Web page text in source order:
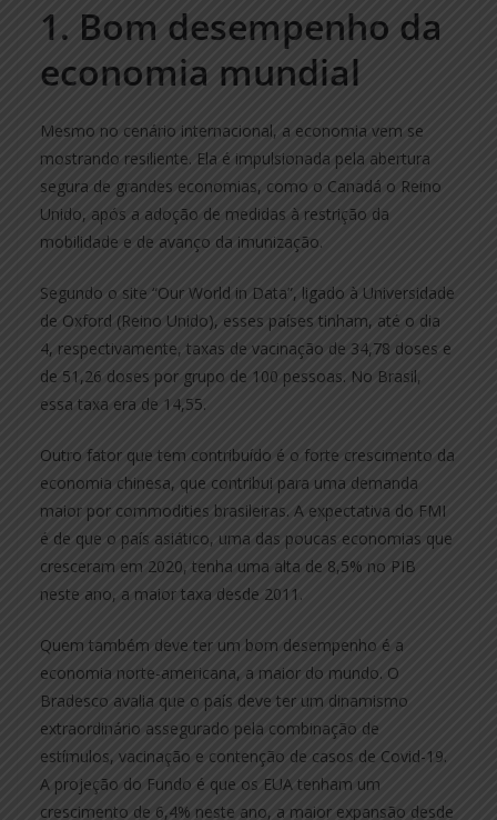
1. Bom desempenho da
economia mundial
Mesmo no cenário internacional, a economia vem se
mostrando resiliente. Ela é impulsionada pela abertura
segura de grandes economias, como o Canadá o Reino
Unido, após a adoção de medidas à restrição da
mobilidade e de avanço da imunização.
Segundo o site “Our World in Data”, ligado à Universidade
de Oxford (Reino Unido), esses países tinham, até o dia
4, respectivamente, taxas de vacinação de 34,78 doses e
de 51,26 doses por grupo de 100 pessoas. No Brasil,
essa taxa era de 14,55.
Outro fator que tem contribuído é o forte crescimento da
economia chinesa, que contribui para uma demanda
maior por commodities brasileiras. A expectativa do FMI
é de que o país asiático, uma das poucas economias que
cresceram em 2020, tenha uma alta de 8,5% no PIB
neste ano, a maior taxa desde 2011.
Quem também deve ter um bom desempenho é a
economia norte-americana, a maior do mundo. O
Bradesco avalia que o país deve ter um dinamismo
extraordinário assegurado pela combinação de
estímulos, vacinação e contenção de casos de Covid-19.
A projeção do Fundo é que os EUA tenham um
crescimento de 6,4% neste ano, a maior expansão desde